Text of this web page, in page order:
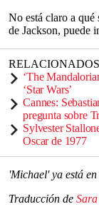
No está claro a
de Jackson, puede
RELACIONADOS
‘The
‘Star Wars’
Cannes:
pregunta sobre
Sylvester
Oscar de 1977
'Michael' ya está
Traducción de